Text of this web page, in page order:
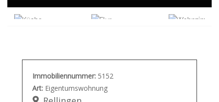
Immobiliennummer: 5152
Art: Eigentumswohnung